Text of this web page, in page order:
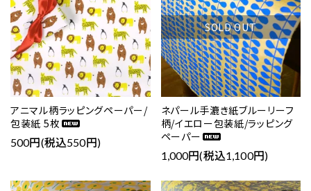
アニマル柄ラッピングペーパー/
包装紙 5枚
500円(税込550円)
SOLD OUT
ネパール手漉き紙ブルーリーフ
柄/イエロー包装紙/ラッピング
ペーパー
1,000円(税込1,100円)